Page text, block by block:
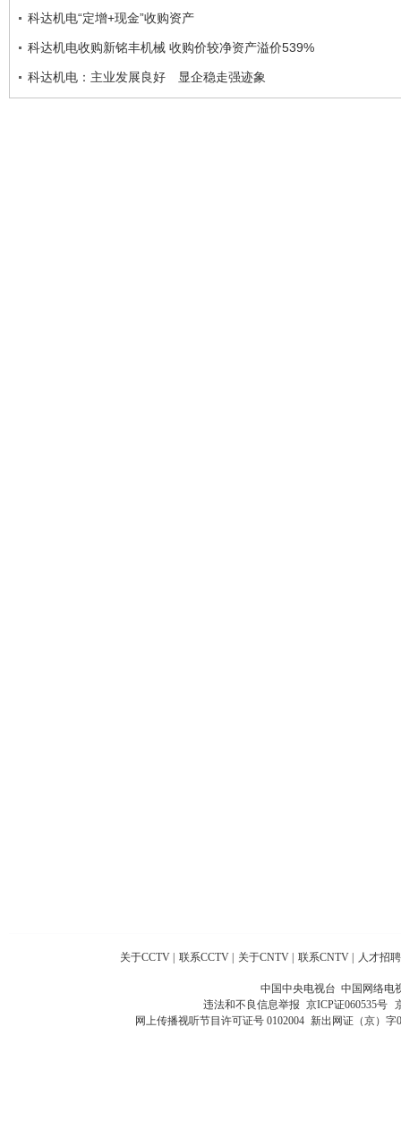
科达机电“定增+现金”收购资产
科达机电收购新铭丰机械 收购价较净资产溢价539%
科达机电：主业发展良好 显企稳走强迹象
关于CCTV 联系CCTV 关于CNTV 联系CNTV 人才招聘
中国中央电视台 中国网络电
违法和不良信息举报 京ICP证060535号
网上传播视听节目许可证号 0102004 新出网证（京）